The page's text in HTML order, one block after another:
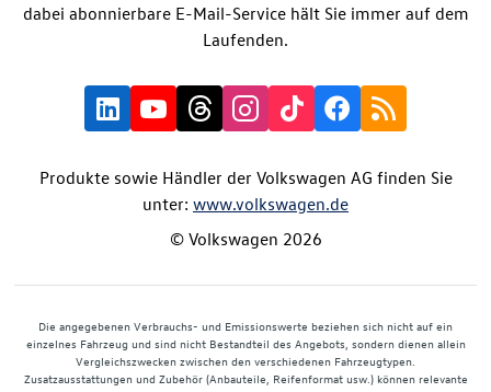
dabei abonnierbare E-Mail-Service hält Sie immer auf dem
Laufenden.
Produkte sowie Händler der Volkswagen AG finden Sie
unter: www.volkswagen.de
© Volkswagen 2026
Die angegebenen Verbrauchs- und Emissionswerte beziehen sich nicht auf ein
einzelnes Fahrzeug und sind nicht Bestandteil des Angebots, sondern dienen allein
Vergleichszwecken zwischen den verschiedenen Fahrzeugtypen.
Zusatzausstattungen und Zubehör (Anbauteile, Reifenformat usw.) können relevante